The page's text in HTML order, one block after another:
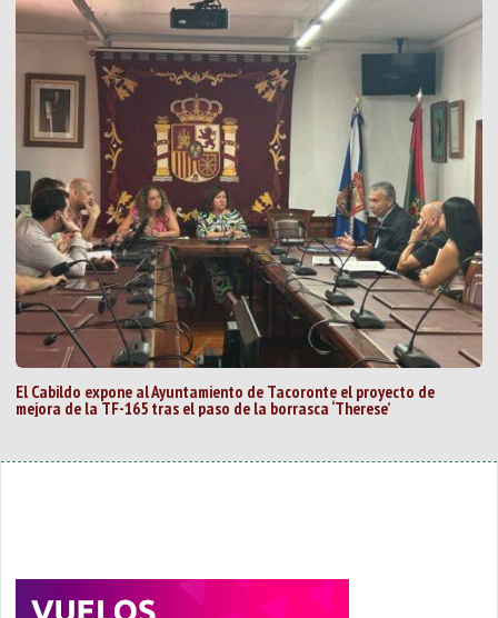
El Cabildo expone al Ayuntamiento de Tacoronte el proyecto de
mejora de la TF-165 tras el paso de la borrasca ‘Therese’